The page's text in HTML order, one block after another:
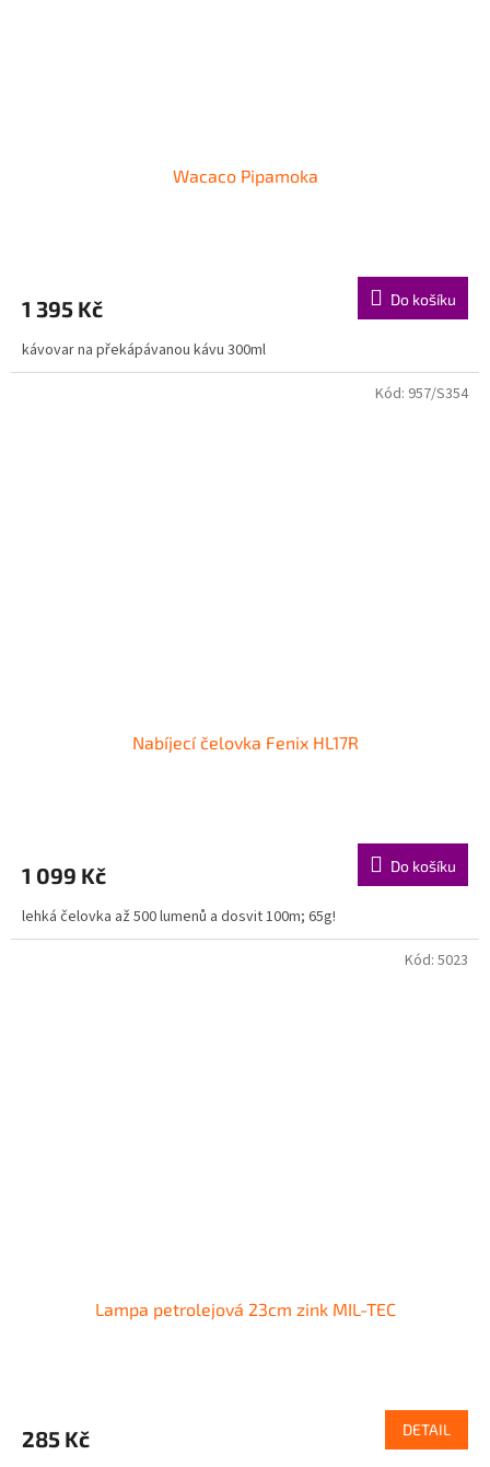
Wacaco Pipamoka
1 395 Kč Do košíku
kávovar na překápávanou kávu 300ml
Nabíjecí čelovka Fenix HL17R
1 099 Kč Do košíku
lehká čelovka až 500 lumenů a dosvit 100m; 65g!
Kód: 957/S354
Lampa petrolejová 23cm zink MIL-TEC
285 Kč DETAIL
Kód: 5023